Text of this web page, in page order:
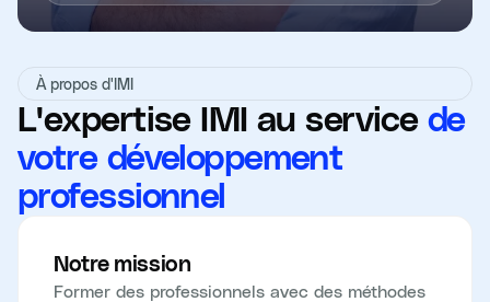
À propos d'IMI
L'expertise IMI au service de
votre développement
professionnel
Notre mission
Former des professionnels avec des méthodes